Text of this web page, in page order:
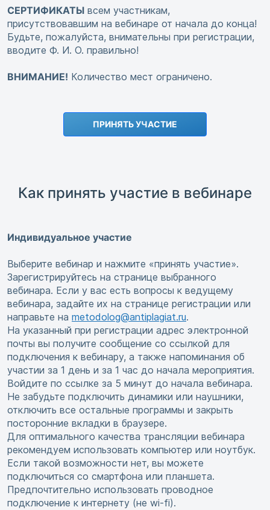
СЕРТИФИКАТЫ всем участникам,
присутствовавшим на вебинаре от начала до конца!
Будьте, пожалуйста, внимательны при регистрации,
вводите Ф. И. О. правильно!
ВНИМАНИЕ! Количество мест ограничено.
ПРИНЯТЬ УЧАСТИЕ
Как принять участие в вебинаре
Индивидуальное участие
Выберите вебинар и нажмите «принять участие».
Зарегистрируйтесь на странице выбранного
вебинара. Если у вас есть вопросы к ведущему
вебинара, задайте их на странице регистрации или
направьте на metodolog@antiplagiat.ru.
На указанный при регистрации адрес электронной
почты вы получите сообщение со ссылкой для
подключения к вебинару, а также напоминания об
участии за 1 день и за 1 час до начала мероприятия.
Войдите по ссылке за 5 минут до начала вебинара.
Не забудьте подключить динамики или наушники,
отключить все остальные программы и закрыть
посторонние вкладки в браузере.
Для оптимального качества трансляции вебинара
рекомендуем использовать компьютер или ноутбук.
Если такой возможности нет, вы можете
подключиться со смартфона или планшета.
Предпочтительно использовать проводное
подключение к интернету (не wi-fi).